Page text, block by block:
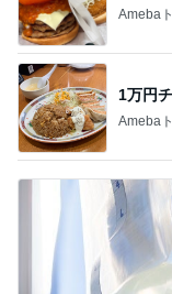
Ameba
1万円
Ameba